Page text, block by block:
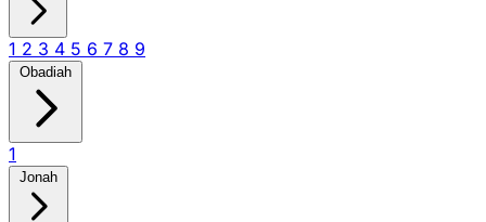
1 2 3 4 5 6 7 8 9
Obadiah
1
Jonah